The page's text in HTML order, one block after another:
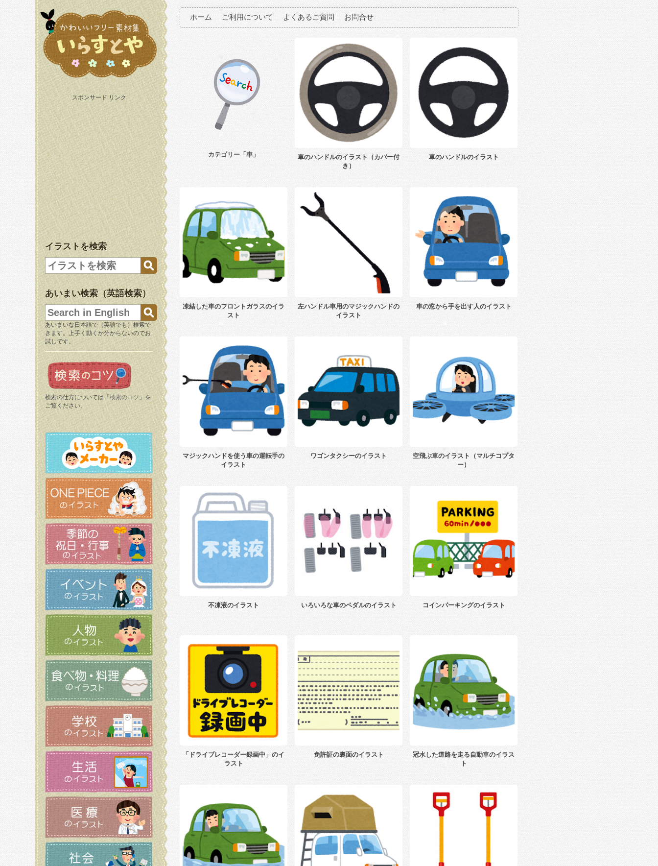
スポンサード リンク
イラストを検索
あいまい検索（英語検索）
あいまいな日本語で（英語でも）検索で
きます。上手く動くか分からないのでお
試しです。
検索の仕方については「 検索のコツ 」を
ご覧ください。
ホーム ご利用について よくあるご質問 お問合せ
カテゴリー「車」
車のハンドルのイラスト（カバー付
き）
車のハンドルのイラスト
凍結した車のフロントガラスのイラ
スト
左ハンドル車用のマジックハンドの
イラスト
車の窓から手を出す人のイラスト
マジックハンドを使う車の運転手の
イラスト
ワゴンタクシーのイラスト
空飛ぶ車のイラスト（マルチコプタ
ー）
不凍液のイラスト いろいろな車のペダルのイラスト コインパーキングのイラスト
「ドライブレコーダー録画中」のイ
ラスト
免許証の裏面のイラスト
冠水した道路を走る自動車のイラス
ト